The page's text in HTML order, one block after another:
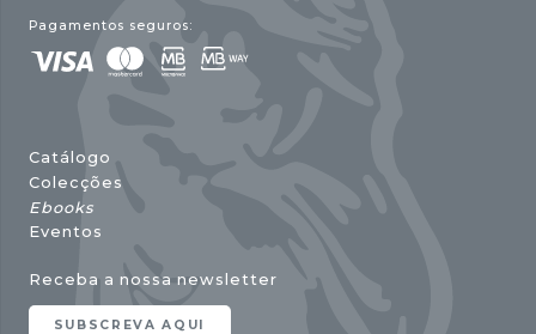
Pagamentos seguros:
Catálogo
Colecções
Ebooks
Eventos
Receba a nossa newsletter
SUBSCREVA AQUI